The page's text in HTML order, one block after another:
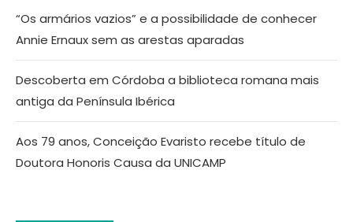
“Os armários vazios” e a possibilidade de conhecer
Annie Ernaux sem as arestas aparadas
Descoberta em Córdoba a biblioteca romana mais
antiga da Península Ibérica
Aos 79 anos, Conceição Evaristo recebe título de
Doutora Honoris Causa da UNICAMP